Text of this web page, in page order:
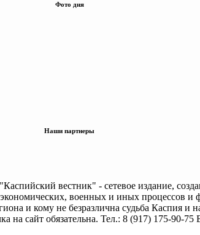
Фото дня
Наши партнеры
вестник" - сетевое издание,
военных и иных процессов
и кому не безразлична судьба Каспия
на сайт обязательна. Тел.: 8 (917) 175-90-75